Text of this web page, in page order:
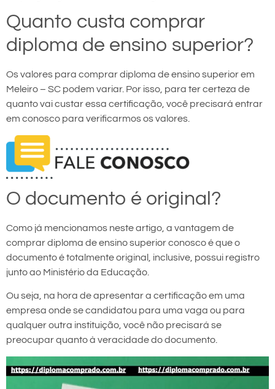
Quanto custa comprar
diploma de ensino superior?
Os valores para comprar diploma de ensino superior em
Meleiro – SC podem variar. Por isso, para ter certeza de
quanto vai custar essa certificação, você precisará entrar
em conosco para verificarmos os valores.
O documento é original?
Como já mencionamos neste artigo, a vantagem de
comprar diploma de ensino superior conosco é que o
documento é totalmente original, inclusive, possui registro
junto ao Ministério da Educação.
Ou seja, na hora de apresentar a certificação em uma
empresa onde se candidatou para uma vaga ou para
qualquer outra instituição, você não precisará se
preocupar quanto à veracidade do documento.